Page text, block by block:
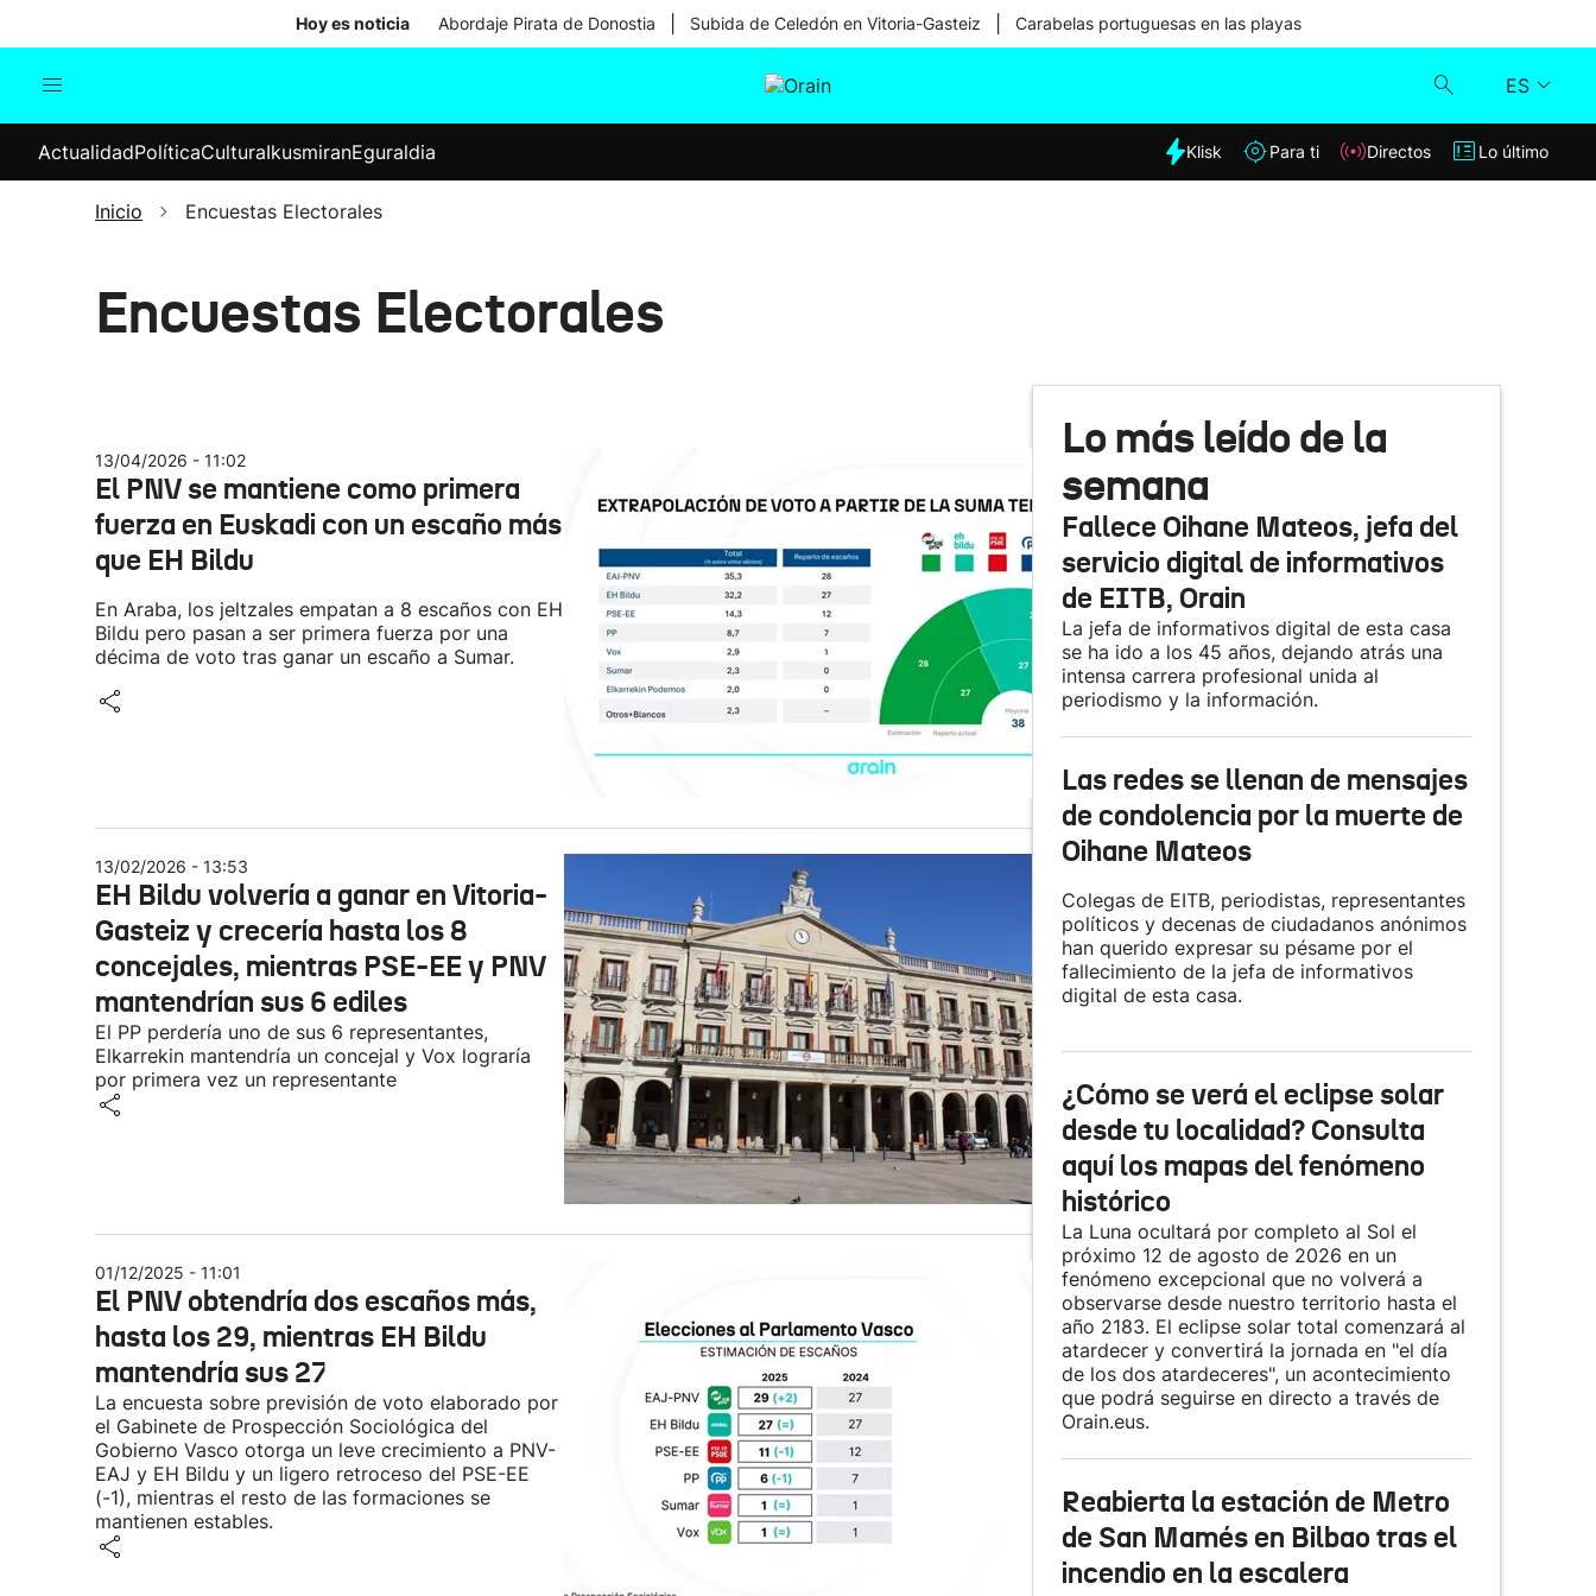
Hoy es noticia Abordaje Pirata de Donostia Subida de Celedón en Vitoria-Gasteiz Carabelas portuguesas en las playas
ES
Internacional
Elecciones
Klisk
Lo último
ActualidadPolíticaCulturaIkusmiranEguraldia Klisk Para ti Directos Lo último
Inicio Encuestas Electorales
Encuestas Electorales
13/04/2026 - 11:02
El PNV se mantiene como primera
fuerza en Euskadi con un escaño más
que EH Bildu
En Araba, los jeltzales empatan a 8 escaños con EH
Bildu pero pasan a ser primera fuerza por una
décima de voto tras ganar un escaño a Sumar.
13/02/2026 - 13:53
EH Bildu volvería a ganar en Vitoria-
Gasteiz y crecería hasta los 8
concejales, mientras PSE-EE y PNV
mantendrían sus 6 ediles
El PP perdería uno de sus 6 representantes,
Elkarrekin mantendría un concejal y Vox lograría
por primera vez un representante
01/12/2025 - 11:01
El PNV obtendría dos escaños más,
hasta los 29, mientras EH Bildu
mantendría sus 27
La encuesta sobre previsión de voto elaborado por
el Gabinete de Prospección Sociológica del
Gobierno Vasco otorga un leve crecimiento a PNV-
EAJ y EH Bildu y un ligero retroceso del PSE-EE
(-1), mientras el resto de las formaciones se
mantienen estables.
Lo más leído de la
semana
Fallece Oihane Mateos, jefa del
servicio digital de informativos
de EITB, Orain
La jefa de informativos digital de esta casa
se ha ido a los 45 años, dejando atrás una
intensa carrera profesional unida al
periodismo y la información.
Las redes se llenan de mensajes
de condolencia por la muerte de
Oihane Mateos
Colegas de EITB, periodistas, representantes
políticos y decenas de ciudadanos anónimos
han querido expresar su pésame por el
fallecimiento de la jefa de informativos
digital de esta casa.
¿Cómo se verá el eclipse solar
desde tu localidad? Consulta
aquí los mapas del fenómeno
histórico
La Luna ocultará por completo al Sol el
próximo 12 de agosto de 2026 en un
fenómeno excepcional que no volverá a
observarse desde nuestro territorio hasta el
año 2183. El eclipse solar total comenzará al
atardecer y convertirá la jornada en "el día
de los dos atardeceres", un acontecimiento
que podrá seguirse en directo a través de
Orain.eus.
Reabierta la estación de Metro
de San Mamés en Bilbao tras el
incendio en la escalera